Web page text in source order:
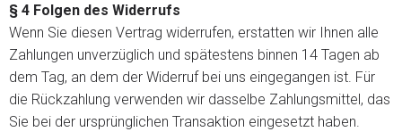
§ 4 Folgen des Widerrufs
Wenn Sie diesen Vertrag widerrufen, erstatten wir Ihnen alle
Zahlungen unverzüglich und spätestens binnen 14 Tagen ab
dem Tag, an dem der Widerruf bei uns eingegangen ist. Für
die Rückzahlung verwenden wir dasselbe Zahlungsmittel, das
Sie bei der ursprünglichen Transaktion eingesetzt haben.